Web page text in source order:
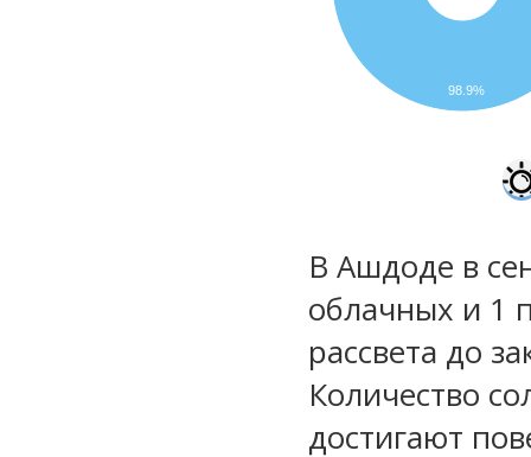
98.9%
В Ашдоде в
облачных и 1
рассвета до
Количество
достигают